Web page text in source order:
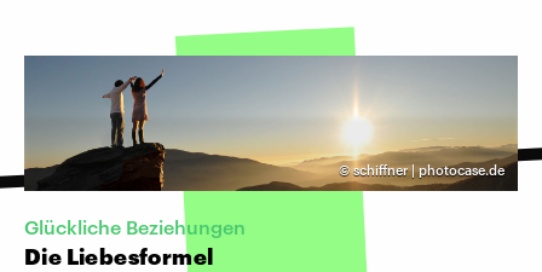
© schiffner | photocase.de
Glückliche Beziehungen
Die Liebesformel